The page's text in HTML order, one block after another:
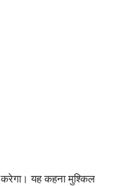
करेगा। यह कहना मुश्‍किल